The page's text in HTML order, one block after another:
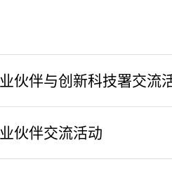
伙伴与创新科技署交流
伙伴交流活动